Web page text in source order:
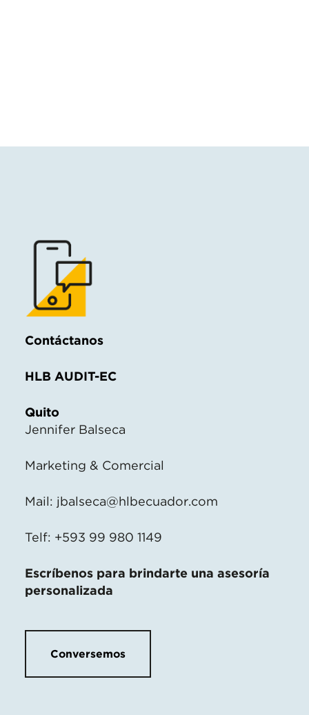
Contáctanos
HLB AUDIT-EC
Quito
Jennifer Balseca
Marketing & Comercial
Mail: jbalseca@hlbecuador.com
Telf: +593 99 980 1149
Escríbenos para brindarte una asesoría
personalizada
Conversemos